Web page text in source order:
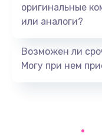
Замена
оригинальные
или аналоги?
Возможен ли
Могу при нем